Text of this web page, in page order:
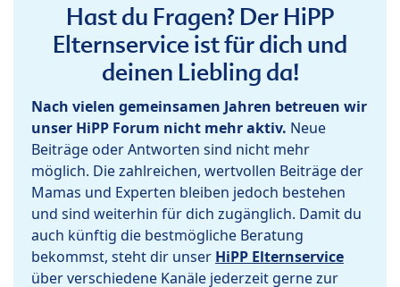
Hast du Fragen? Der HiPP
Elternservice ist für dich und
deinen Liebling da!
Nach vielen gemeinsamen Jahren betreuen wir
unser HiPP Forum nicht mehr aktiv. Neue
Beiträge oder Antworten sind nicht mehr
möglich. Die zahlreichen, wertvollen Beiträge der
Mamas und Experten bleiben jedoch bestehen
und sind weiterhin für dich zugänglich. Damit du
auch künftig die bestmögliche Beratung
bekommst, steht dir unser HiPP Elternservice
über verschiedene Kanäle jederzeit gerne zur